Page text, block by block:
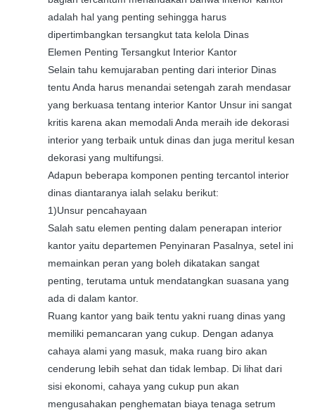
adalah hal yang penting sehingga harus
dipertimbangkan tersangkut tata kelola Dinas
Elemen Penting Tersangkut Interior Kantor
Selain tahu kemujaraban penting dari interior Dinas
tentu Anda harus menandai setengah zarah mendasar
yang berkuasa tentang interior Kantor Unsur ini sangat
kritis karena akan memodali Anda meraih ide dekorasi
interior yang terbaik untuk dinas dan juga meritul kesan
dekorasi yang multifungsi.
Adapun beberapa komponen penting tercantol interior
dinas diantaranya ialah selaku berikut:
1)Unsur pencahayaan
Salah satu elemen penting dalam penerapan interior
kantor yaitu departemen Penyinaran Pasalnya, setel ini
memainkan peran yang boleh dikatakan sangat
penting, terutama untuk mendatangkan suasana yang
ada di dalam kantor.
Ruang kantor yang baik tentu yakni ruang dinas yang
memiliki pemancaran yang cukup. Dengan adanya
cahaya alami yang masuk, maka ruang biro akan
cenderung lebih sehat dan tidak lembap. Di lihat dari
sisi ekonomi, cahaya yang cukup pun akan
mengusahakan penghematan biaya tenaga setrum